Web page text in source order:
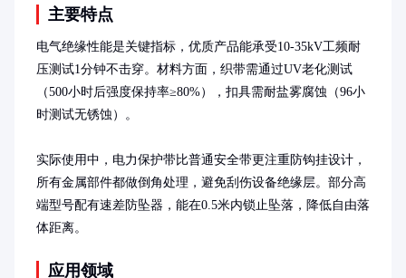
主要特点
电气绝缘性能是关键指标，优质产品能承受10-35kV工频耐
压测试1分钟不击穿。材料方面，织带需通过UV老化测试
（500小时后强度保持率≥80%），扣具需耐盐雾腐蚀（96小
时测试无锈蚀）。
实际使用中，电力保护带比普通安全带更注重防钩挂设计，
所有金属部件都做倒角处理，避免刮伤设备绝缘层。部分高
端型号配有速差防坠器，能在0.5米内锁止坠落，降低自由落
体距离。
应用领域